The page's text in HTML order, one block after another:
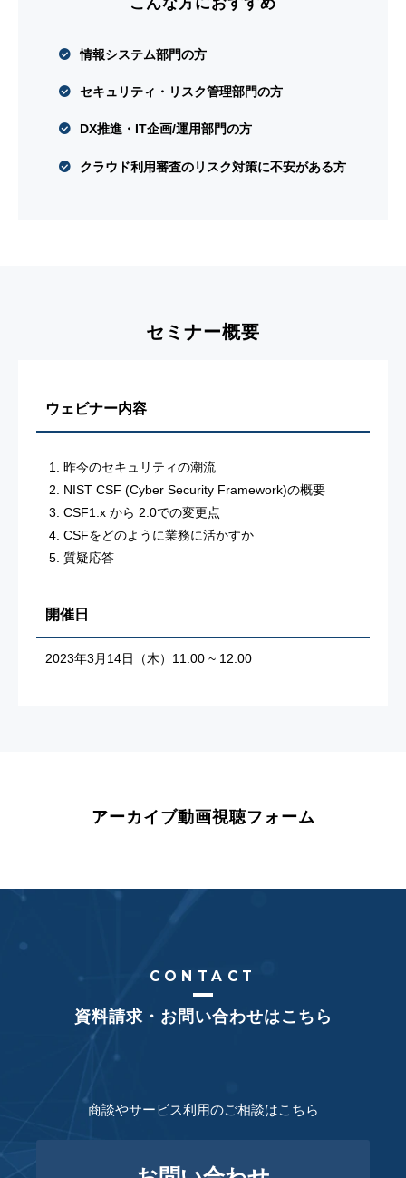
こんな方におすすめ
情報システム部門の方
セキュリティ・リスク管理部門の方
DX推進・IT企画/運用部門の方
クラウド利用審査のリスク対策に不安がある方
セミナー概要
ウェビナー内容
昨今のセキュリティの潮流
NIST CSF (Cyber Security Framework)の概要
CSF1.x から 2.0での変更点
CSFをどのように業務に活かすか
質疑応答
開催日
2023年3月14日（木）11:00 ~ 12:00
アーカイブ動画視聴フォーム
CONTACT
資料請求・お問い合わせはこちら
商談やサービス利用のご相談はこちら